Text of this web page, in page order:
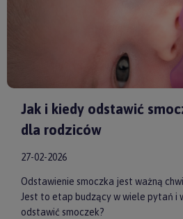
Jak i kiedy odstawić
dla rodziców
27-02-2026
Odstawienie smoczka jest ważną
Jest to etap budzący w wiele pytań i
odstawić smoczek?